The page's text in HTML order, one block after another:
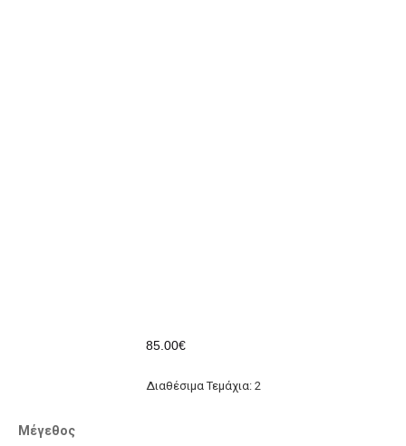
85.00€
Διαθέσιμα Τεμάχια: 2
Μέγεθος